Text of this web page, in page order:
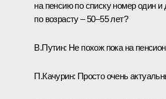
на пенсию по списку номер один и
по возрасту – 50–55 лет?
В.Путин: Не похож пока на
П.Качурин: Просто очень